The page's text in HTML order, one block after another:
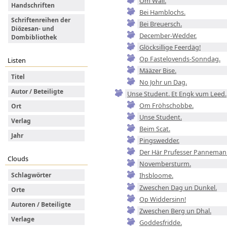
Handschriften
Schriftenreihen der
Diözesan- und
Dombibliothek
Listen
Titel
Autor / Beteiligte
Ort
Verlag
Jahr
Clouds
Schlagwörter
Orte
Autoren / Beteiligte
Verlage
Bei Hamblochs.
Bei Breuersch.
December-Wedder.
Glöcksillige Feerdäg!
Op Fastelovends-Sonndag.
Määzer Bise.
No Johr un Dag.
Unse Student. Et Engk vum Leed.
Om Fröhschobbe.
Unse Student.
Beim Scat.
Pingswedder.
Der Här Prufesser
Novembersturm.
Ihsbloome.
Zweschen Dag un Dunkel.
Op Widdersinn!
Zweschen Berg un Dhal.
Goddesfridde.